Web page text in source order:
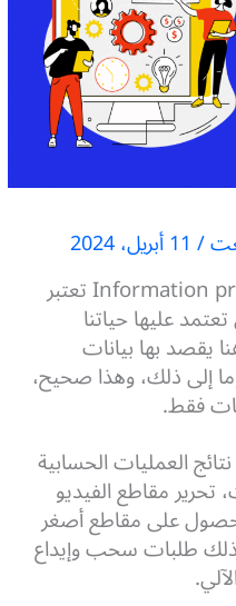
/ 11 أبريل، 2024
معالجة البيانات أو Information processing تعتبر
عليها حياتنا
يقصد بها بيانات
إلى ذلك، وهذا صحيح،
فقط.
العمليات الحسابية
تحرير مقاطع الفيديو
على مقاطع أصغر
طلبات سحب وإيداع